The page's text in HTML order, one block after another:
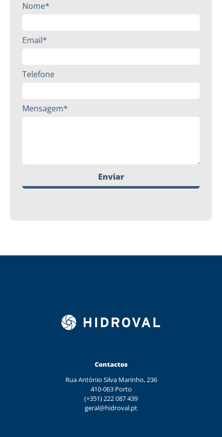
Nome*
Email*
Telefone
Mensagem*
Enviar
Contactos
Rua António Silva Marinho, 236
410-063 Porto
(+351) 222 087 439
geral@hidroval.pt